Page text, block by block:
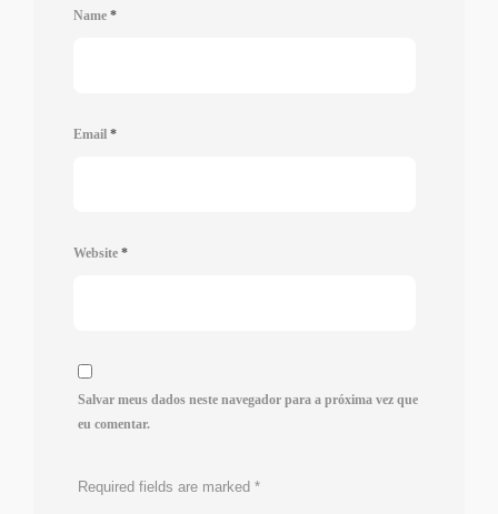
Name *
Email *
Website *
Salvar meus dados neste navegador para a próxima vez que
eu comentar.
Required fields are marked *